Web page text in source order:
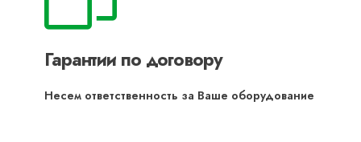
Гарантии по договору
Несем ответственность за Ваше оборудование